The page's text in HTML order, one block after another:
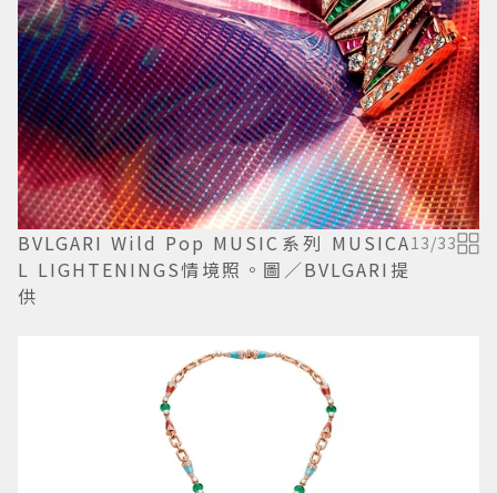
BVLGARI Wild Pop MUSIC系列 MUSICA
L LIGHTENINGS情境照。圖／BVLGARI提
供
13/33